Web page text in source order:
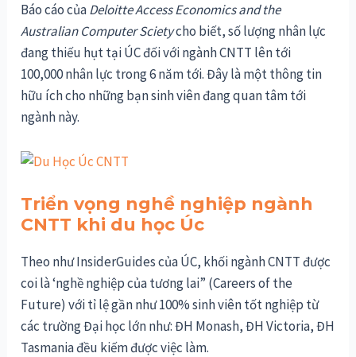
Báo cáo củaDeloitte Access Economics and the
Australian Computer Scietycho biết, số lượng nhân lực
đang thiếu hụt tại ÚC đối với ngành CNTT lên tới
100,000 nhân lực trong 6 năm tới. Đây là một thông tin
hữu ích cho những bạn sinh viên đang quan tâm tới
ngành này.
Triển vọng nghề nghiệp ngành
CNTT khi du học Úc
Theo như InsiderGuides của ÚC, khối ngành CNTT được
coi là ‘nghề nghiệp của tương lai” (Careers of the
Future) với tỉ lệ gần như 100% sinh viên tốt nghiệp từ
các trường Đại học lớn như: ĐH Monash, ĐH Victoria, ĐH
Tasmania đều kiếm được việc làm.